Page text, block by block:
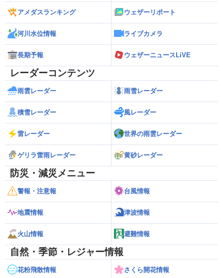
アメダスランキング ウェザーリポート
河川水位情報 ライブカメラ
長期予報 ウェザーニュースLiVE
レーダーコンテンツ
雨雲レーダー 雨雪レーダー
積雪レーダー 風レーダー
雷レーダー 世界の雨雲レーダー
ゲリラ雷雨レーダー 黄砂レーダー
防災・減災メニュー
警報・注意報 台風情報
地震情報 津波情報
火山情報 避難情報
自然・季節・レジャー情報
花粉飛散情報 さくら開花情報